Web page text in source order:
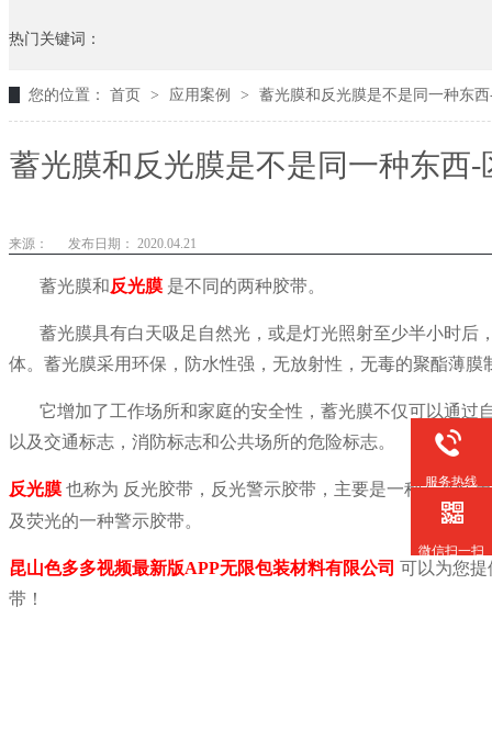
热门关键词：
您的位置： 首页 > 应用案例 > 蓄光膜和反光膜是不是同一种东
蓄光膜和反光膜是不是同一种东西
来源： 发布日期： 2020.04.21
蓄光膜和反光膜 是不同的两种胶带。
蓄光膜具有白天吸足自然光，或是灯光照射至少半小时
体。蓄光膜采用环保，防水性强，无放射性，无毒的聚酯薄膜
它增加了工作场所和家庭的安全性，蓄光膜不仅可以通过
以及交通标志，消防标志和公共场所的危险标志。
反光膜 也称为 反光胶带，反光警示胶带，主要是一种在光线
及荧光的一种警示胶带。
昆山色多多视频最新版APP无限包装材料有限公司 可以为您
带！
服务热线
微信扫一扫